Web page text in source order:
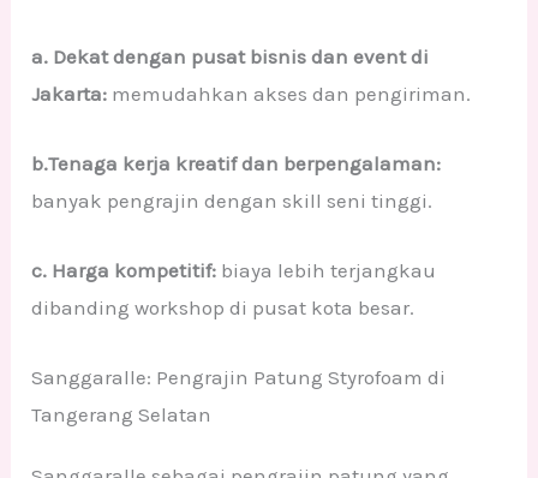
a. Dekat dengan pusat bisnis dan event di
Jakarta: memudahkan akses dan pengiriman.
b.Tenaga kerja kreatif dan berpengalaman:
banyak pengrajin dengan skill seni tinggi.
c. Harga kompetitif: biaya lebih terjangkau
dibanding workshop di pusat kota besar.
Sanggaralle: Pengrajin Patung Styrofoam di
Tangerang Selatan